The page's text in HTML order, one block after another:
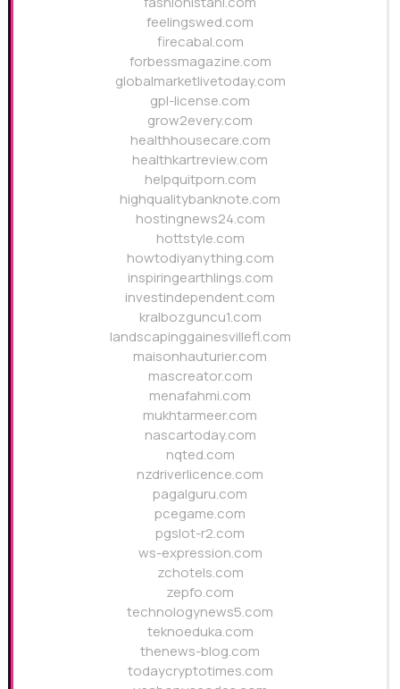
feelingswed.com
firecabal.com
forbessmagazine.com
globalmarketlivetoday.com
gpl-license.com
grow2every.com
healthhousecare.com
healthkartreview.com
helpquitporn.com
highqualitybanknote.com
hostingnews24.com
hottstyle.com
howtodiyanything.com
inspiringearthlings.com
investindependent.com
kralbozguncu1.com
landscapinggainesvillefl.com
maisonhauturier.com
mascreator.com
menafahmi.com
mukhtarmeer.com
nascartoday.com
nqted.com
nzdriverlicence.com
pagalguru.com
pcegame.com
pgslot-r2.com
ws-expression.com
zchotels.com
zepfo.com
technologynews5.com
teknoeduka.com
thenews-blog.com
todaycryptotimes.com